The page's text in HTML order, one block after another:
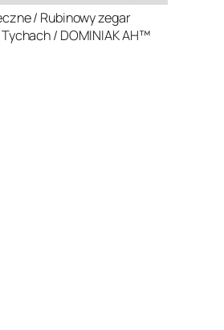
/ Rubinowy zegar
/ DOMINIAK AH™